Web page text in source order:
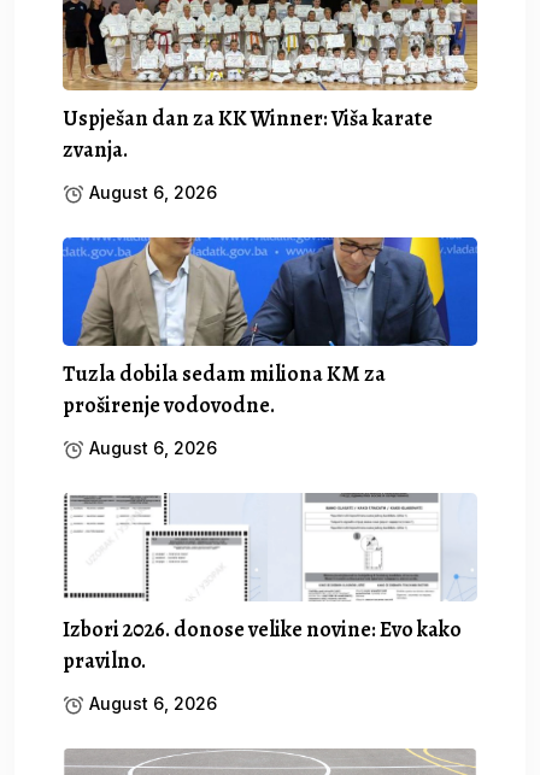
Uspješan dan za KK Winner: Viša karate
zvanja.
August 6, 2026
Tuzla dobila sedam miliona KM za
proširenje vodovodne.
August 6, 2026
Izbori 2026. donose velike novine: Evo kako
pravilno.
August 6, 2026